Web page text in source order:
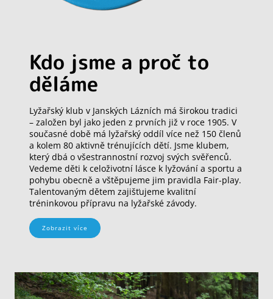
Kdo jsme a proč to
děláme
Lyžařský klub v Janských Lázních má širokou tradici
– založen byl jako jeden z prvních již v roce 1905. V
současné době má lyžařský oddíl více než 150 členů
a kolem 80 aktivně trénujících dětí. Jsme klubem,
který dbá o všestrannostní rozvoj svých svěřenců.
Vedeme děti k celoživotní lásce k lyžování a sportu a
pohybu obecně a vštěpujeme jim pravidla Fair-play.
Talentovaným dětem zajišťujeme kvalitní
tréninkovou přípravu na lyžařské závody.
Zobrazit více